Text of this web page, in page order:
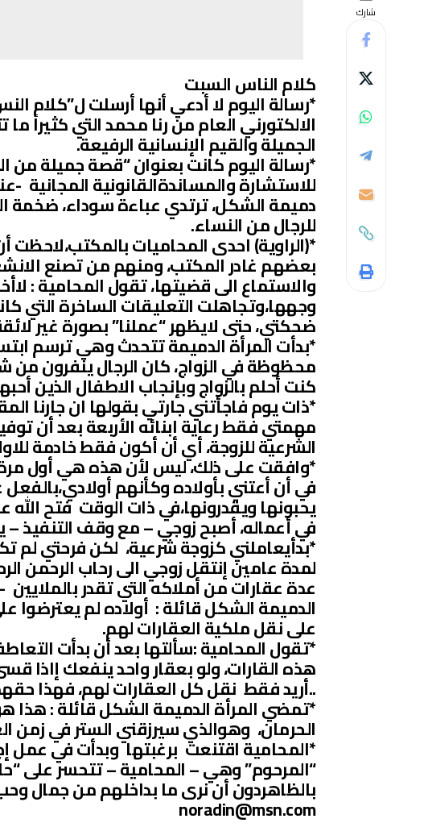
شارك
كلام الناس السبت
*رسالة اليوم لا أدعي أنها أرسلت ل”كلام
الالكتورني العام من رنا محمد التي كثيراً
الجميلة والقيم الإنسانية الرفيعة.
*رسالة اليوم كانت بعنوان “قصة جميلة
للاستشارة والمساندةالقانونية المجانية
دميمة الشكل، ترتدي عباءة سوداء، ضخمة
للرجال من النساء.
*(الراوية) احدى المحاميات بالمكتب،لاحظت
بعضهم غادر المكتب، ومنهم من تصنع
والاستماع الى قضيتها، تقول المحامية :
وجهها،وتجاهلت التعليقات الساخرة التي
ضحكتي، حتى لايظهر “عملنا” بصورة غير
*بدأت المرأة الدميمة تتحدث وهي ترسم
محظوظة في الزواج، كان الرجال ينفرون من
كنت أحلم بالزواج وبإنجاب الاطفال الذين
*ذات يوم فاجأتني جارتي بقولها ان جارنا
مهمتي فقط رعاية ابنائه الأربعة بعد أن
الشرعية للزوجة، أي أن أكون فقط خادمة
*وافقت على ذلك، ليس لأن هذه هي أول مرة
في أن أعتني بأولاده وكأنهم
يحبونها ويقدرونها،في ذات الوقت فتح
في أعماله، أصبح زوجي – مع وقف التنفيذ –
*بدأيعاملني كزوجة شرعية، لكن فرحتي لم
لمدة عامين إنتقل زوجي الى رحاب الرحمن
عدة عقارات من أملاكه التي تقدر
الدميمة الشكل قائلة : أولاده لم
على نقل ملكية العقارات لهم.
*تقول المحامية :سألتها بعد أن بدأت
هذه القارات، ولو بعقار واحد ينفعك إاذا
..أريد فقط نقل كل العقارات لهم، فهذا
*تمضي المرأة الدميمة الشكل قائلة : هذا
الحرمان، وهوالذي سيرزقني الستر في زمن
*المحامية اقتنعت برغبتها وبدأت في عمل
“المرحوم” وهي – المحامية – تتحسر على
بالظاهردون أن نرى ما بداخلهم من جمال
noradin@msn.com